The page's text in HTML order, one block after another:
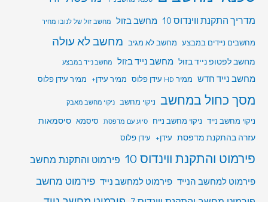
מדריך התקנת ווינדוס 10 מחשב בזול מחשב זול של לנובו מחיר
מחשבים ניידים במבצע מחשב לא מגיב מחשב לא עולה
מחשב לפטופ נייד בזול מחשב נייד בזול מחשב נייד במבצע
מחשב נייד חדש ממיר HD עידן פלוס ממיר עידן+ ממיר עידן פלוס
מסך כחול במחשב ניקוי מחשב ניקוי מחשב מאבק
ניקוי מחשב נייד ניקוי מחשב נייח סיוע עם מדפסת סיסמא סיסמאות
עזרה בהתקנת מדפסת עידן+ עידן פלוס
פירמוט והתקנת ווינדוס 10 פירמוט והתקנת מחשב
פירמוט למחשב הנייד פירמוט למחשב נייד פירמוט מחשב